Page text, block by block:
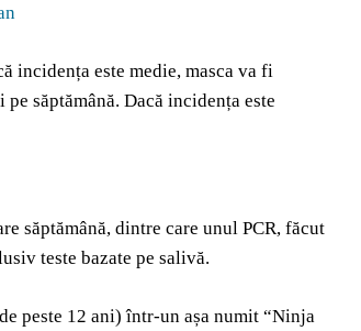
incidența este medie, masca va fi
săptămână. Dacă incidența este
săptămână, dintre care unul PCR, făcut
teste bazate pe salivă.
peste 12 ani) într-un așa numit “Ninja